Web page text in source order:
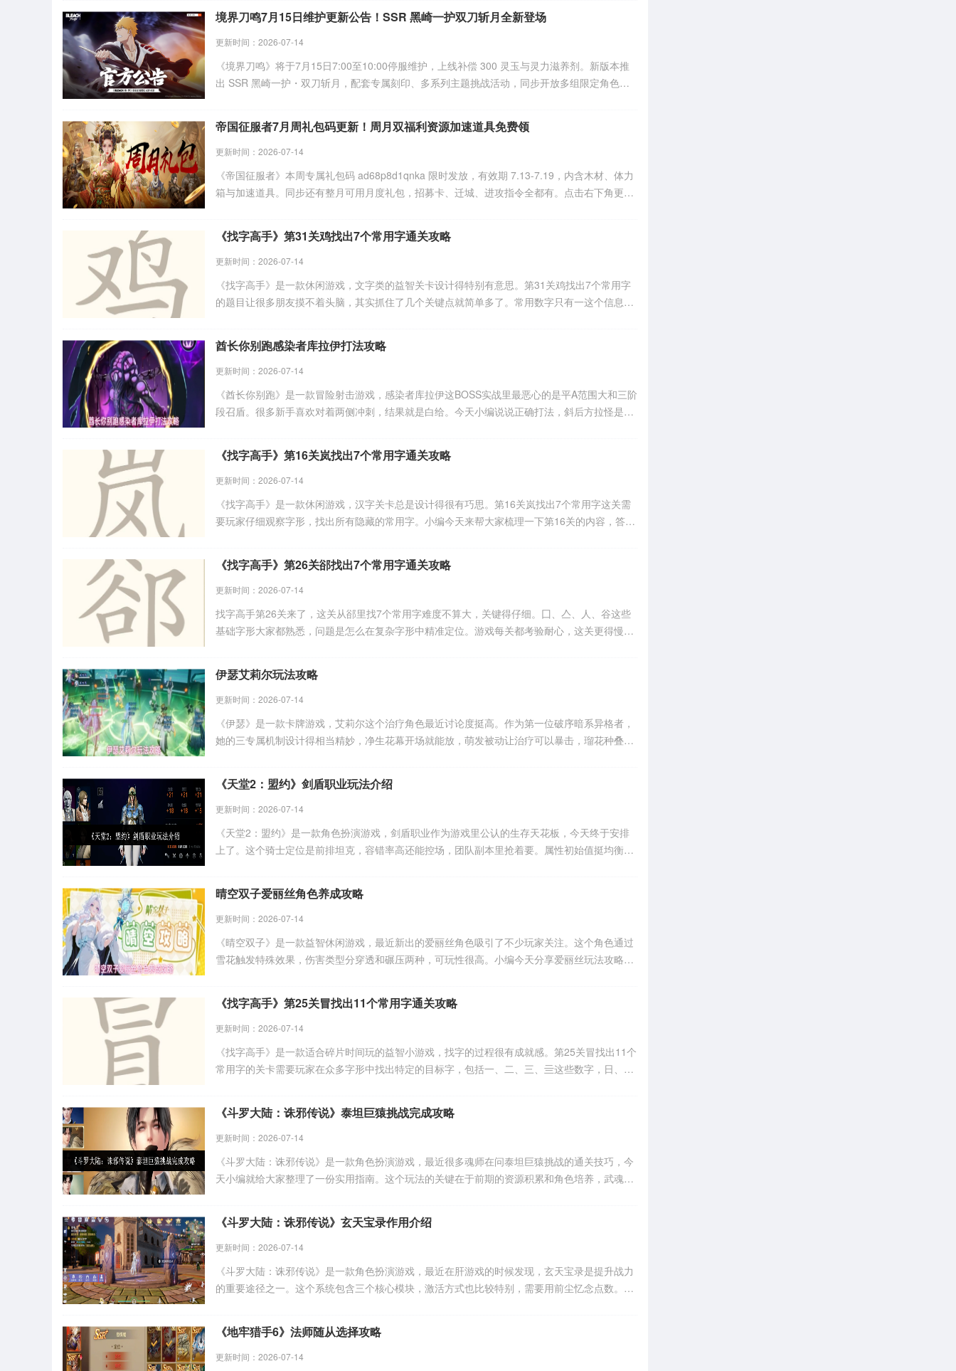
境界刀鸣7月15日维护更新公告！SSR 黑崎一护双刀斩月全新登场
更新时间：2026-07-14
《境界刀鸣》将于7月15日7:00至10:00停服维护，上线补偿 300 灵玉与灵力滋养剂。新版本推
出 SSR 黑崎一护・双刀斩月，配套专属刻印、多系列主题挑战活动，同步开放多组限定角色、
帝国征服者7月周礼包码更新！周月双福利资源加速道具免费领
更新时间：2026-07-14
《帝国征服者》本周专属礼包码 ad68p8d1qnka 限时发放，有效期 7.13-7.19，内含木材、体力
箱与加速道具。同步还有整月可用月度礼包，招募卡、迁城、进攻指令全都有。点击右下角更多
《找字高手》第31关鸡找出7个常用字通关攻略
更新时间：2026-07-14
《找字高手》是一款休闲游戏，文字类的益智关卡设计得特别有意思。第31关鸡找出7个常用字
的题目让很多朋友摸不着头脑，其实抓住了几个关键点就简单多了。常用数字只有一这个信息很
酋长你别跑感染者库拉伊打法攻略
更新时间：2026-07-14
《酋长你别跑》是一款冒险射击游戏，感染者库拉伊这BOSS实战里最恶心的是平A范围大和三阶
段召盾。很多新手喜欢对着两侧冲刺，结果就是白给。今天小编说说正确打法，斜后方拉怪是精
《找字高手》第16关岚找出7个常用字通关攻略
更新时间：2026-07-14
《找字高手》是一款休闲游戏，汉字关卡总是设计得很有巧思。第16关岚找出7个常用字这关需
要玩家仔细观察字形，找出所有隐藏的常用字。小编今天来帮大家梳理一下第16关的内容，答案
《找字高手》第26关郤找出7个常用字通关攻略
更新时间：2026-07-14
找字高手第26关来了，这关从郤里找7个常用字难度不算大，关键得仔细。囗、亼、人、谷这些
基础字形大家都熟悉，问题是怎么在复杂字形中精准定位。游戏每关都考验耐心，这关更得慢下
伊瑟艾莉尔玩法攻略
更新时间：2026-07-14
《伊瑟》是一款卡牌游戏，艾莉尔这个治疗角色最近讨论度挺高。作为第一位破序暗系异格者，
她的三专属机制设计得相当精妙，净生花幕开场就能放，萌发被动让治疗可以暴击，瑠花种叠满
《天堂2：盟约》剑盾职业玩法介绍
更新时间：2026-07-14
《天堂2：盟约》是一款角色扮演游戏，剑盾职业作为游戏里公认的生存天花板，今天终于安排
上了。这个骑士定位是前排坦克，容错率高还能控场，团队副本里抢着要。属性初始值挺均衡
用户们和小编来看一下吧。
晴空双子爱丽丝角色养成攻略
更新时间：2026-07-14
《晴空双子》是一款益智休闲游戏，最近新出的爱丽丝角色吸引了不少玩家关注。这个角色通过
雪花触发特殊效果，伤害类型分穿透和碾压两种，可玩性很高。小编今天分享爱丽丝玩法攻略，
《找字高手》第25关冒找出11个常用字通关攻略
更新时间：2026-07-14
《找字高手》是一款适合碎片时间玩的益智小游戏，找字的过程很有成就感。第25关冒找出11个
常用字的关卡需要玩家在众多字形中找出特定的目标字，包括一、二、三、亖这些数字，日、
《斗罗大陆：诛邪传说》泰坦巨猿挑战完成攻略
更新时间：2026-07-14
《斗罗大陆：诛邪传说》是一款角色扮演游戏，最近很多魂师在问泰坦巨猿挑战的通关技巧，今
天小编就给大家整理了一份实用指南。这个玩法的关键在于前期的资源积累和角色培养，武魂觉
《斗罗大陆：诛邪传说》玄天宝录作用介绍
更新时间：2026-07-14
《斗罗大陆：诛邪传说》是一款角色扮演游戏，最近在肝游戏的时候发现，玄天宝录是提升战力
的重要途径之一。这个系统包含三个核心模块，激活方式也比较特别，需要用前尘忆念点数。小
《地牢猎手6》法师随从选择攻略
更新时间：2026-07-14